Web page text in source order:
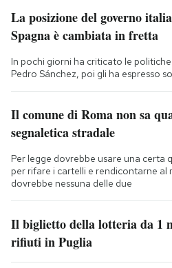
La posizione del governo
Spagna è cambiata in fretta
In pochi giorni ha criticato le
Pedro Sánchez, poi gli ha espresso
Il comune di Roma non sa
segnaletica stradale
Per legge dovrebbe usare una certa
per rifare i cartelli e rendicontarne al
dovrebbe nessuna delle due
Il biglietto della lotteria da 1
rifiuti in Puglia